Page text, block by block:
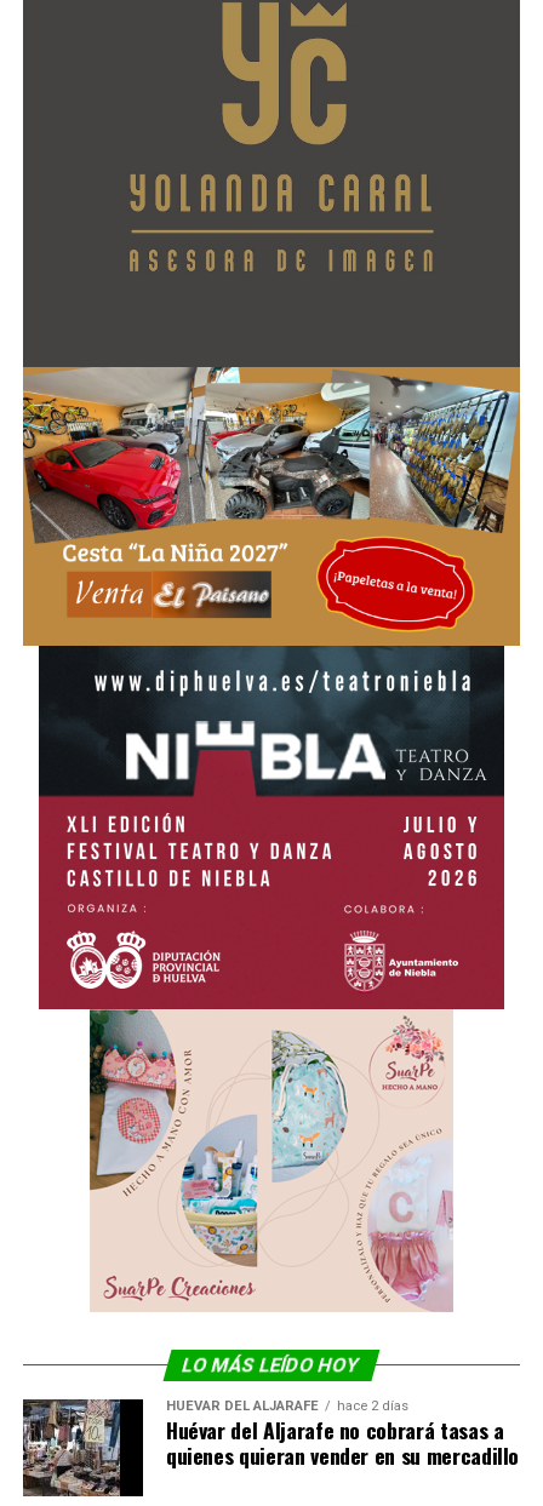
LO MÁS LEÍDO HOY
HUÉVAR DEL ALJARAFE hace 2 días
Huévar del Aljarafe no cobrará tasas a
quienes quieran vender en su mercadillo